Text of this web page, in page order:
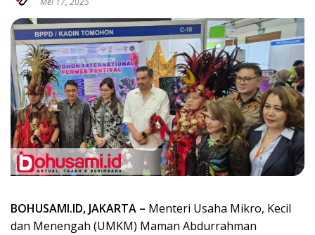
BOHUSAMI.ID, JAKARTA – Menteri Usaha Mikro, Kecil
dan Menengah (UMKM) Maman Abdurrahman